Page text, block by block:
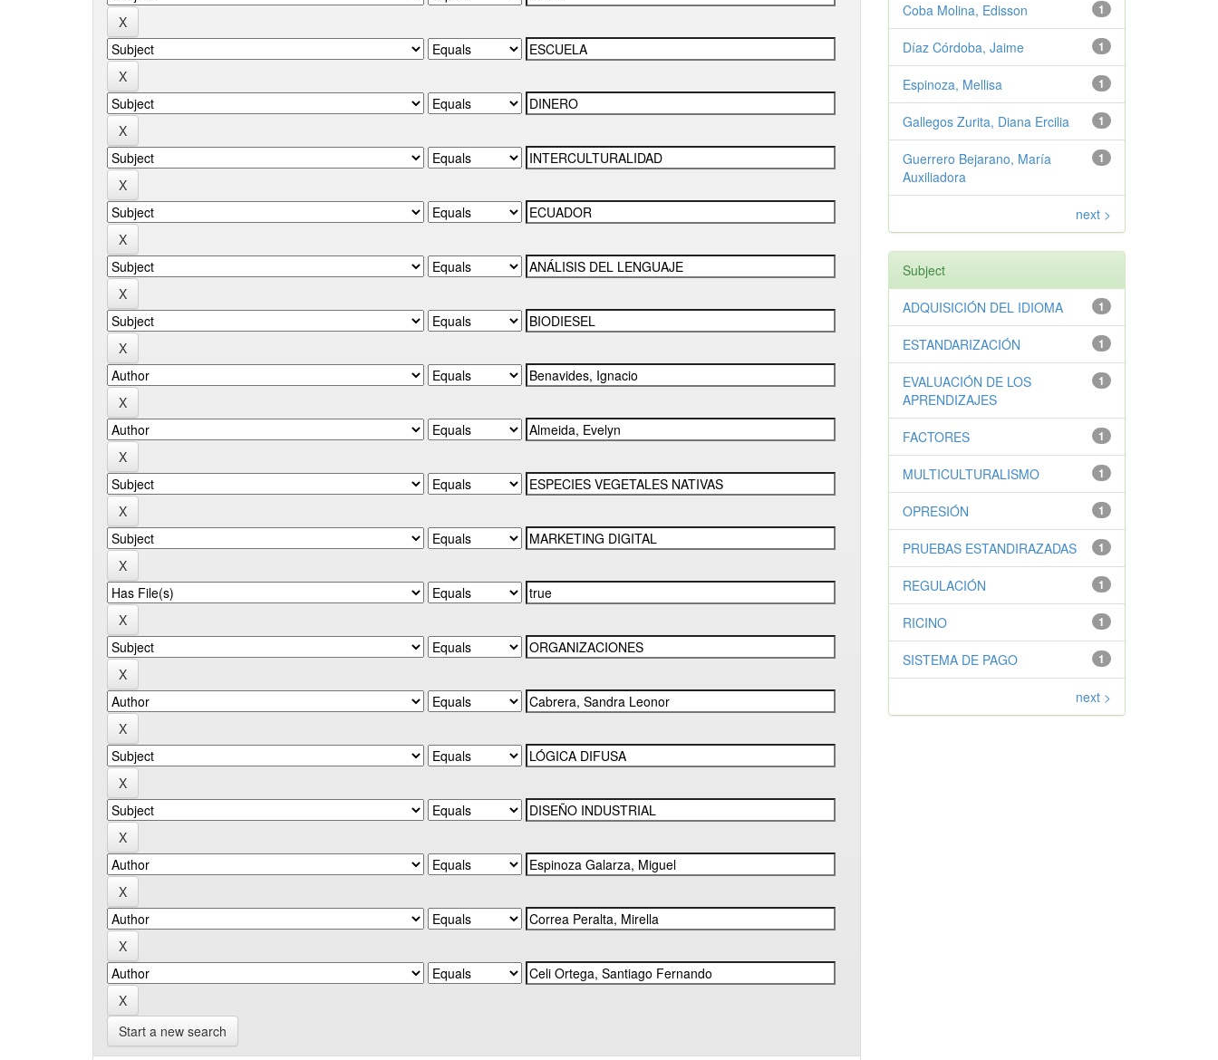
Start a new search
1
Coba Molina, Edisson
1
Díaz Córdoba, Jaime
1
Espinoza, Mellisa
1
Gallegos Zurita, Diana Ercilia
1
Guerrero Bejarano, María
Auxiliadora
next >
Subject
1
ADQUISICIÓN DEL IDIOMA
1
ESTANDARIZACIÓN
1
EVALUACIÓN DE LOS
APRENDIZAJES
1
FACTORES
1
MULTICULTURALISMO
1
OPRESIÓN
1
PRUEBAS ESTANDIRAZADAS
1
REGULACIÓN
1
RICINO
1
SISTEMA DE PAGO
next >